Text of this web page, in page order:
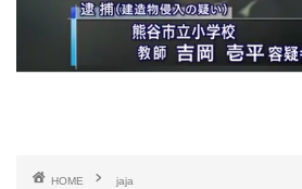
HOME jaja